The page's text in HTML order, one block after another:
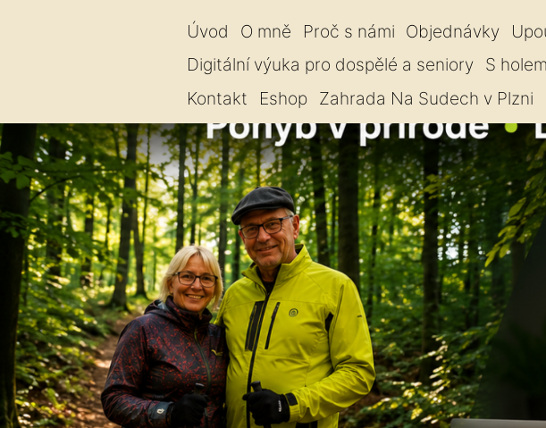
Úvod O mně Proč s námi Objednávky
Digitální výuka pro dospělé a seniory S
Kontakt
Eshop Zahrada Na Sudech v Plzni